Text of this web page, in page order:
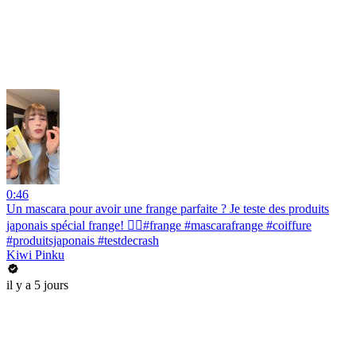
0:46
Un mascara pour avoir une frange parfaite ? Je teste des produits
japonais spécial frange! 💇‍♀️#frange #mascarafrange #coiffure
#produitsjaponais #testdecrash
Kiwi Pinku
il y a 5 jours